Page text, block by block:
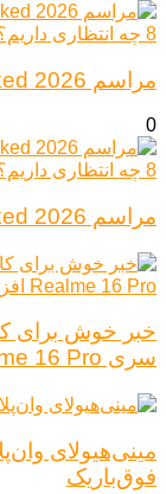
مراسم Galaxy Unpacked 2026
0
مراسم Galaxy Unpacked 2026
خبر خوش برای
سری Realme 16 Pro افزایش یافت
مینی‌هیولای
فوق‌باریک